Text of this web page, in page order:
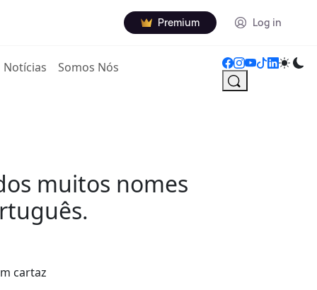
Premium Log in
Notícias Somos Nós
muitos nomes
cartaz